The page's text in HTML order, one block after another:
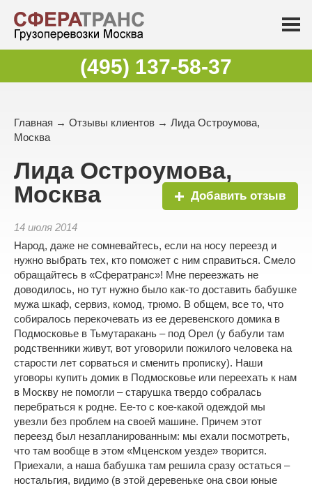
(495) 137-58-37
Главная → Отзывы клиентов → Лида Остроумова,
Москва
Лида Остроумова,
Москва
Добавить отзыв
14 июля 2014
Народ, даже не сомневайтесь, если на носу переезд и
нужно выбрать тех, кто поможет с ним справиться. Смело
обращайтесь в «Сфератранс»! Мне переезжать не
доводилось, но тут нужно было как-то доставить бабушке
мужа шкаф, сервиз, комод, трюмо. В общем, все то, что
собиралось перекочевать из ее деревенского домика в
Подмосковье в Тьмутаракань – под Орел (у бабули там
родственники живут, вот уговорили пожилого человека на
старости лет сорваться и сменить прописку). Наши
уговоры купить домик в Подмосковье или переехать к нам
в Москву не помогли – старушка твердо собралась
перебраться к родне. Ее-то с кое-какой одеждой мы
увезли без проблем на своей машине. Причем этот
переезд был незапланированным: мы ехали посмотреть,
что там вообще в этом «Мценском уезде» творится.
Приехали, а наша бабушка там решила сразу остаться –
ностальгия, видимо (в этой деревеньке она свои юные